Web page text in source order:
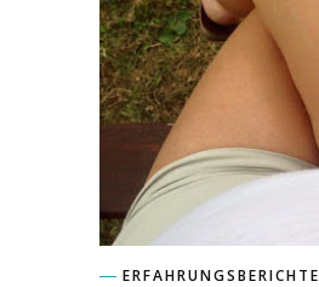
ERFAHRUNGSBERICHTE